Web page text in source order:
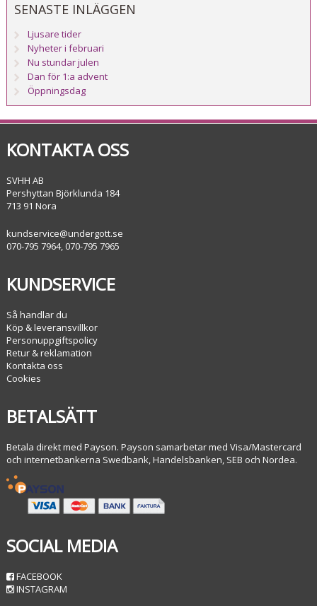
SENASTE INLÄGGEN
Ljusare tider
Nyheter i februari
Nu stundar julen
Dan för 1:a advent
Öppningsdag
KONTAKTA OSS
SVHH AB
Pershyttan Björklunda 184
713 91 Nora
kundservice@undergott.se
070-795 7964, 070-795 7965
KUNDSERVICE
Så handlar du
Köp & leveransvillkor
Personuppgiftspolicy
Retur & reklamation
Kontakta oss
Cookies
BETALSÄTT
Betala direkt med Payson. Payson samarbetar med Visa/Mastercard
och internetbankerna Swedbank, Handelsbanken, SEB och Nordea.
SOCIAL MEDIA
FACEBOOK
INSTAGRAM